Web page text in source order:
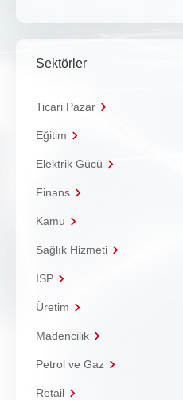
Sektörler
Ticari Pazar
Eğitim
Elektrik Gücü
Finans
Kamu
Sağlık Hizmeti
ISP
Üretim
Madencilik
Petrol ve Gaz
Retail